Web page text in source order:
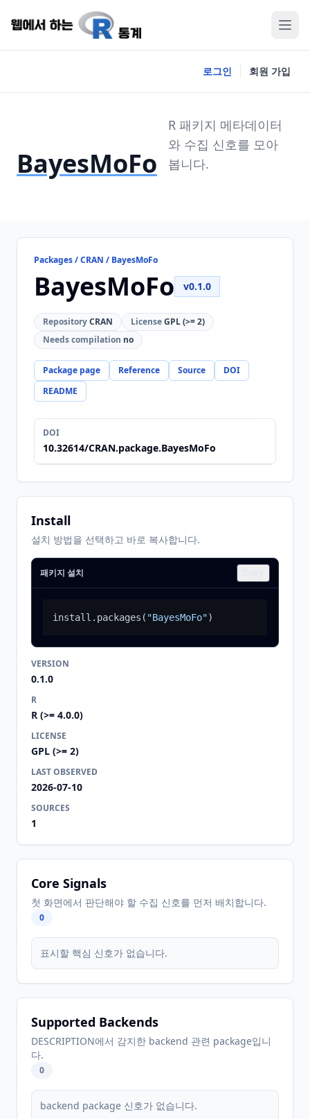
로그인 회원 가입
BayesMoFo
R 패키지 메타데이터
와 수집 신호를 모아
봅니다.
Packages / CRAN / BayesMoFo
BayesMoFo v0.1.0
RepositoryCRAN LicenseGPL (>= 2)
Needs compilation no
Package page Reference Source
DOI
README
DOI
10.32614/CRAN.package.BayesMoFo
Install
설치 방법을 선택하고 바로 복사합니다.
패키지 설치
install.packages ( "BayesMoFo")
VERSION
0.1.0
R
R (>= 4.0.0)
LICENSE
GPL (>= 2)
LAST OBSERVED
2026-07-10
SOURCES
1
Core Signals
첫 화면에서 판단해야 할 수집 신호를 먼저 배치합니다.
0
표시할 핵심 신호가 없습니다.
Supported Backends
DESCRIPTION에서 감지한 backend 관련 package입니
다.
0
backend package 신호가 없습니다.